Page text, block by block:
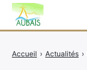
Accueil › Actualités ›